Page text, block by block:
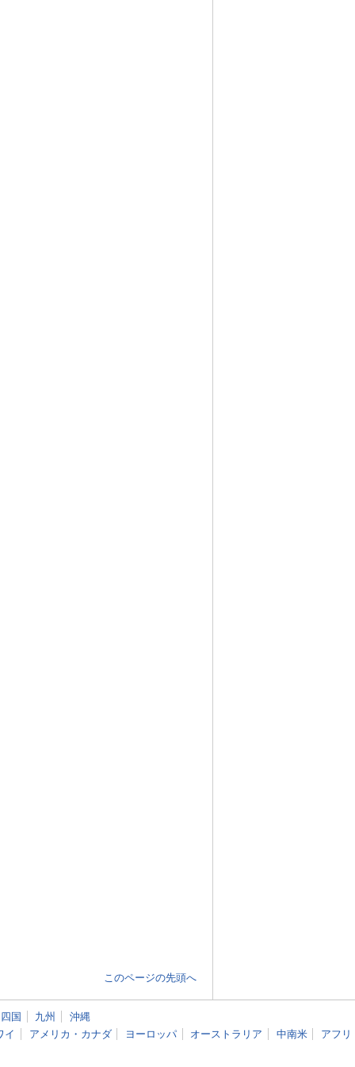
このページの先頭へ
四国 九州
沖縄
イ アメリカ・カナダ ヨーロッパ オーストラリア 中南米
アフリ